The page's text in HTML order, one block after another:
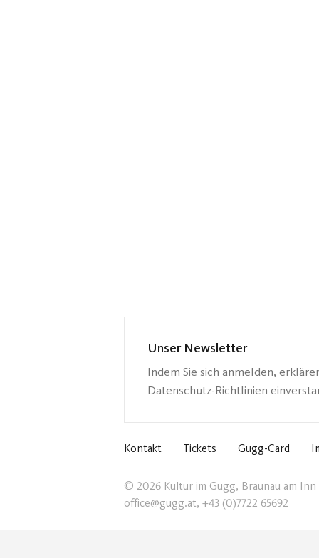
Unser Newsletter
Indem Sie sich anmelden,
Datenschutz-Richtlinien
Kontakt Tickets Gugg-Card
© 2026 Kultur im Gugg, Braunau am Inn
office@gugg.at, +43 (0)7722 65692